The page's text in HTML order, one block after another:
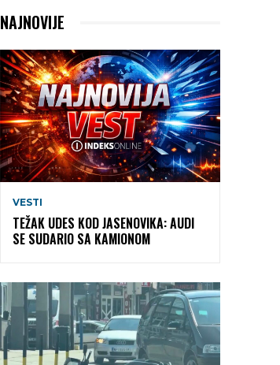
NAJNOVIJE
VESTI
TEŽAK UDES KOD JASENOVIKA: AUDI
SE SUDARIO SA KAMIONOM